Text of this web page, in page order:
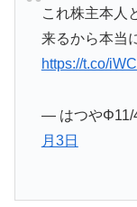
これ株主本人
来るから本当
https://t.co/
— はつやΦ11/
月3日